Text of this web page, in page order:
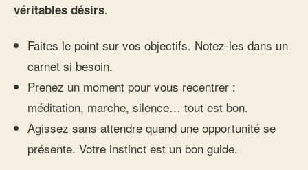
véritables désirs.
Faites le point sur vos objectifs. Notez-les dans un
carnet si besoin.
Prenez un moment pour vous recentrer :
méditation, marche, silence… tout est bon.
Agissez sans attendre quand une opportunité se
présente. Votre instinct est un bon guide.